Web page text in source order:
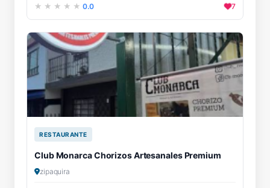
0.0 7
RESTAURANTE
Club Monarca Chorizos Artesanales Premium
zipaquira